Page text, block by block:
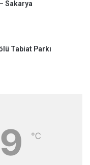
Sakarya
Tabiat Parkı
℃